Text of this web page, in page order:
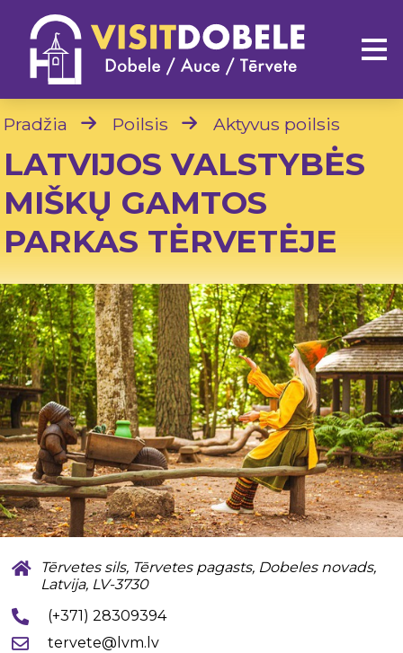
Pradžia Poilsis Aktyvus poilsis
LATVIJOS VALSTYBĖS
MIŠKŲ GAMTOS
PARKAS TĖRVETĖJE
Tērvetes sils, Tērvetes pagasts, Dobeles novads,
Latvija, LV-3730
(+371) 28309394
tervete@lvm.lv